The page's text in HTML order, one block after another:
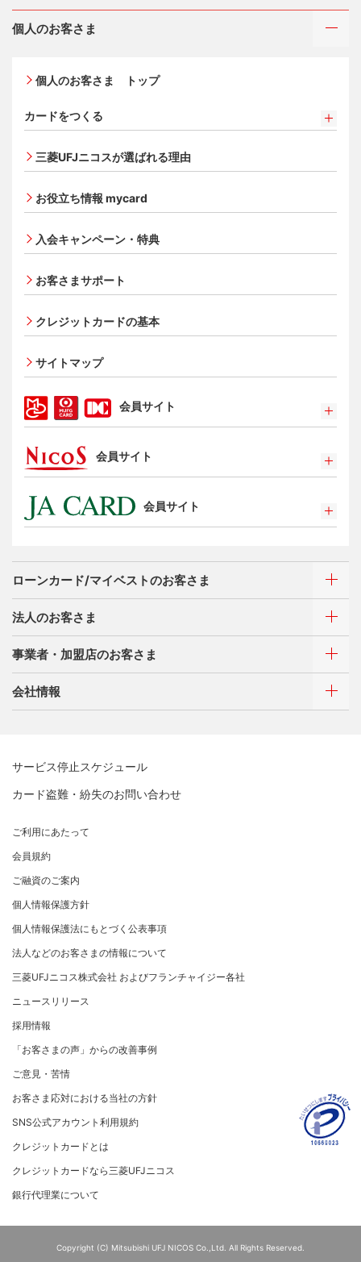
個人のお客さま
個人のお客さま トップ
カードをつくる
三菱ＵＦＪカード
三菱ＵＦＪカード・プラチナ・アメリカン・エキスプレ
オンライン入会申し込みの流れ
追加できるカード・機能
UnionPay（銀聯）カード
ETCカード
エクスプレス予約サービス（プラスEX会員）
タッチ決済
三菱UFJニコスが選ばれる理由
お役立ち情報 mycard
入会キャンペーン・特典
お客さまサポート
クレジットカードの基本
サイトマップ
会員サイト
特典・サービス
選べるお支払方法
カードローン・キャッシング
お客さまサポート
会員サイト
特典・サービス
選べるお支払方法
お客さまサポート
サイトマップ
会員サイト
特典・サービス
選べるお支払方法
お客さまサポート
サイトマップ
ローンカード/マイベストのお客さま
ご利用・お支払い方法
ATMネットワーク
借入時残高スライドリボルビング方式
各種照会・お手続き
三菱UFJニコス ローンカード 各種規約
法人のお客さま
三菱ＵＦＪカード会員の方
NICOSカード会員の方
プラチナ会員さま専用の特別なサービス Platinum
Special Service
大規模企業のお客さまだけにご利用いただけるサービス
各種照会・お手続き
法人のお客さま サイトマップ
法人向けポータルサイト
事業者・加盟店のお客さま
お取り扱いいただけるカード情報とお支払い情報
加盟店規約/その他ご注意事項
個人情報のお取り扱いに関するお願い
[EC加盟店さまへ] 情報漏えい対策のお願い
[EC加盟店さまへ] 不正ログイン対策のお願い
各種お問い合わせ
「三菱UFJニコスギフトカード」お取り扱いに関するご
注意点（加盟店さま向け）
カード処理時のご注意事項
加盟店さま向けお問い合わせ
サービス・ソリューション
ト）
セキュリティサービス
よくあるご質問
事業者・加盟店のお客さま
法人向けポータルサイト
会社情報
三菱UFJニコスについて
経営ビジョン・行動規範
企業姿勢・ポリシー
コンプライアンス
コーポレートガバナンスについて
情報セキュリティの取り組み
リスク管理
マネー・ローンダリングおよびテロ資金供与等の対策に
関する取り組み
個人情報保護方針
クレジットポリシー
金融商品販売などの勧誘方針
お客さま応対における当社の方針
サステナビリティへの取り組み
サステナビリティへの取り組み
SDGsの達成に向けて
復興支援活動
お客さまに寄り添う
従業員とともに
MUFGグループ/サステナビリティサイト
ニュースリリース
お問い合わせ
重要なお知らせ
サービス停止スケジュール
カード盗難・紛失のお問い合わせ
ご利用にあたって
会員規約
ご融資のご案内
個人情報保護方針
個人情報保護法にもとづく公表事項
法人などのお客さまの情報について
三菱UFJニコス株式会社 およびフランチャイジー各社
ニュースリリース
採用情報
「お客さまの声」からの改善事例
ご意見・苦情
お客さま応対における当社の方針
SNS公式アカウント利用規約
クレジットカードとは
クレジットカードなら三菱UFJニコス
銀行代理業について
Copyright (C) Mitsubishi UFJ NICOS Co.,Ltd. All Rights Reserved.